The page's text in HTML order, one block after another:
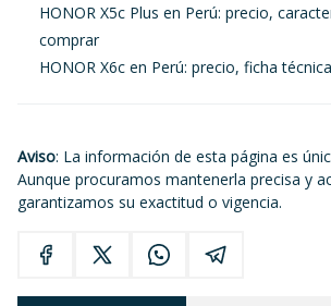
HONOR X5c Plus en Perú: precio,
comprar
HONOR X6c en Perú: precio, ficha
Aviso: La información de esta página es
Aunque procuramos mantenerla precisa y
garantizamos su exactitud o vigencia.